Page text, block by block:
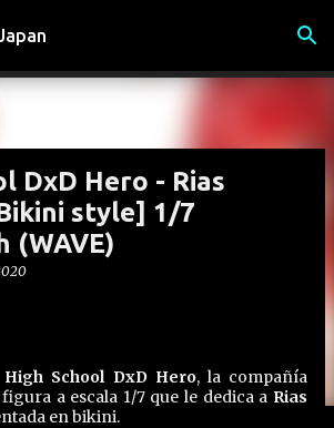
Ir al contenido principal
DxD Hero - Rias
style] 1/7
(WAVE)
High School DxD Hero, la compañía
a escala 1/7 que le dedica a Rias
en bikini.